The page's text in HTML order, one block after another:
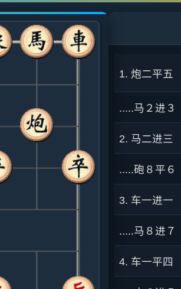
1. 炮二平五
.....马２进３
2. 马二进三
.....砲８平６
3. 车一进一
.....马８进７
4. 车一平四